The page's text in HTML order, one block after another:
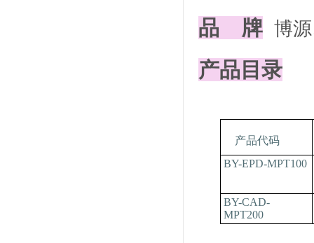
品 牌 博
产品目录
产品代码
BY-EPD-MPT100
BY-CAD-
MPT200